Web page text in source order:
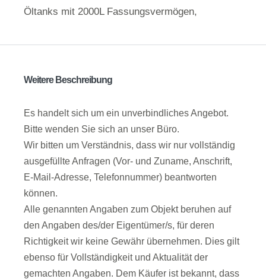
Öltanks mit 2000L Fassungsvermögen,
Weitere Beschreibung
Es handelt sich um ein unverbindliches Angebot.
Bitte wenden Sie sich an unser Büro.
Wir bitten um Verständnis, dass wir nur vollständig
ausgefüllte Anfragen (Vor- und Zuname, Anschrift,
E-Mail-Adresse, Telefonnummer) beantworten
können.
Alle genannten Angaben zum Objekt beruhen auf
den Angaben des/der Eigentümer/s, für deren
Richtigkeit wir keine Gewähr übernehmen. Dies gilt
ebenso für Vollständigkeit und Aktualität der
gemachten Angaben. Dem Käufer ist bekannt, dass